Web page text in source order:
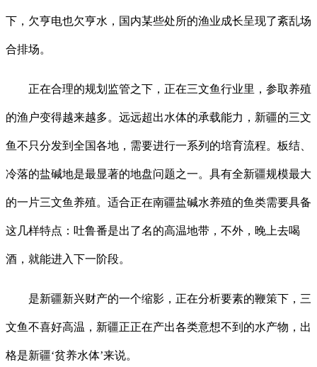
下，欠亨电也欠亨水，国内某些处所的渔业成长呈现了紊乱场
合排场。
正在合理的规划监管之下，正在三文鱼行业里，参取养殖
的渔户变得越来越多。远远超出水体的承载能力，新疆的三文
鱼不只分发到全国各地，需要进行一系列的培育流程。板结、
冷落的盐碱地是最显著的地盘问题之一。具有全新疆规模最大
的一片三文鱼养殖。适合正在南疆盐碱水养殖的鱼类需要具备
这几样特点：吐鲁番是出了名的高温地带，不外，晚上去喝
酒，就能进入下一阶段。
是新疆新兴财产的一个缩影，正在分析要素的鞭策下，三
文鱼不喜好高温，新疆正正在产出各类意想不到的水产物，出
格是新疆‘贫养水体’来说。